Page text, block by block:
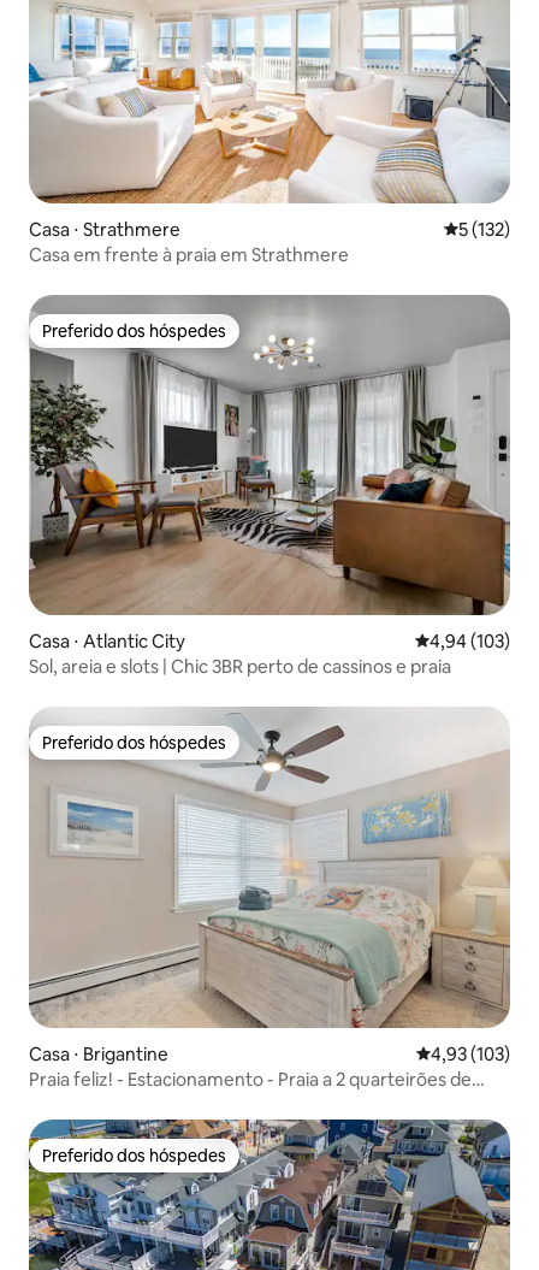
Casa ⋅ Strathmere 5 de uma
5 (132)
Casa em frente à praia em Strathmere
Preferido dos hóspedes
Preferido dos hóspedes
Casa ⋅ Atlantic City 4,94 de uma
4,94 (103)
Sol, areia e slots | Chic 3BR perto de cassinos e praia
Preferido dos hóspedes
Preferido dos hóspedes
Casa ⋅ Brigantine 4,93 de uma
4,93 (103)
Praia feliz! - Estacionamento - Praia a 2 quarteirões de
Preferido dos hóspedes
Preferido dos hóspedes